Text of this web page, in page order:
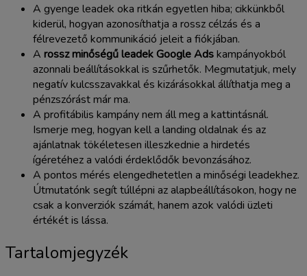
A gyenge leadek oka ritkán egyetlen hiba; cikkünkből
kiderül, hogyan azonosíthatja a rossz célzás és a
félrevezető kommunikáció jeleit a fiókjában.
A rossz minőségű leadek Google Adskampányokból
azonnali beállításokkal is szűrhetők. Megmutatjuk, mely
negatív kulcsszavakkal és kizárásokkal állíthatja meg a
pénzszórást már ma.
A profitábilis kampány nem áll meg a kattintásnál.
Ismerje meg, hogyan kell a landing oldalnak és az
ajánlatnak tökéletesen illeszkednie a hirdetés
ígéretéhez a valódi érdeklődők bevonzásához.
A pontos mérés elengedhetetlen a minőségi leadekhez.
Útmutatónk segít túllépni az alapbeállításokon, hogy ne
csak a konverziók számát, hanem azok valódi üzleti
értékét is lássa.
Tartalomjegyzék